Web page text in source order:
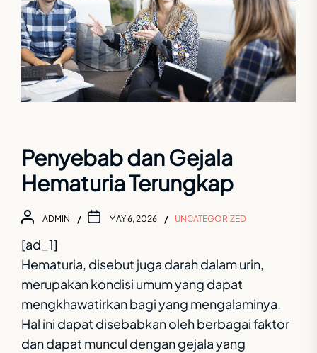
Penyebab dan Gejala
Hematuria Terungkap
ADMIN MAY 6, 2026 UNCATEGORIZED
[ad_1]
Hematuria, disebut juga darah dalam urin,
merupakan kondisi umum yang dapat
mengkhawatirkan bagi yang mengalaminya.
Hal ini dapat disebabkan oleh berbagai faktor
dan dapat muncul dengan gejala yang